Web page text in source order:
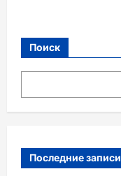
Поиск
Последние записи